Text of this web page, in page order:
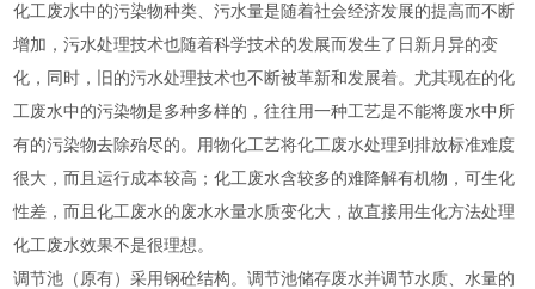
化工废水中的污染物种类、污水量是随着社会经济发展的提高而不断
增加，污水处理技术也随着科学技术的发展而发生了日新月异的变
化，同时，旧的污水处理技术也不断被革新和发展着。尤其现在的化
工废水中的污染物是多种多样的，往往用一种工艺是不能将废水中所
有的污染物去除殆尽的。用物化工艺将化工废水处理到排放标准难度
很大，而且运行成本较高；化工废水含较多的难降解有机物，可生化
性差，而且化工废水的废水水量水质变化大，故直接用生化方法处理
化工废水效果不是很理想。
调节池（原有）采用钢砼结构。调节池储存废水并调节水质、水量的